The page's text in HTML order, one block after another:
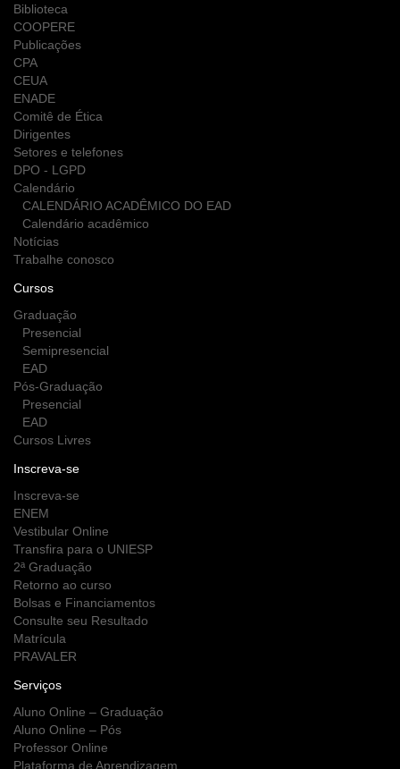
Biblioteca
COOPERE
Publicações
CPA
CEUA
ENADE
Comitê de Ética
Dirigentes
Setores e telefones
DPO - LGPD
Calendário
CALENDÁRIO ACADÊMICO DO EAD
Calendário acadêmico
Notícias
Trabalhe conosco
Cursos
Graduação
Presencial
Semipresencial
EAD
Pós-Graduação
Presencial
EAD
Cursos Livres
Inscreva-se
Inscreva-se
ENEM
Vestibular Online
Transfira para o UNIESP
2ª Graduação
Retorno ao curso
Bolsas e Financiamentos
Consulte seu Resultado
Matrícula
PRAVALER
Serviços
Aluno Online – Graduação
Aluno Online – Pós
Professor Online
Plataforma de Aprendizagem